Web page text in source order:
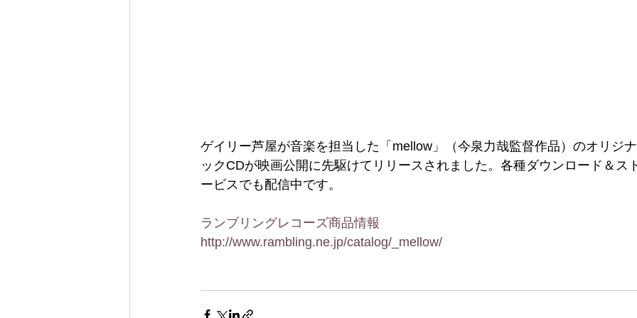
ゲイリー芦屋が音楽を担当した「mellow」（今泉力哉監督作品）のオリジ
ックCDが映画公開に先駆けてリリースされました。各種ダウンロード＆ス
ービスでも配信中です。
ランブリングレコーズ商品情報
http://www.rambling.ne.jp/catalog/_mellow/